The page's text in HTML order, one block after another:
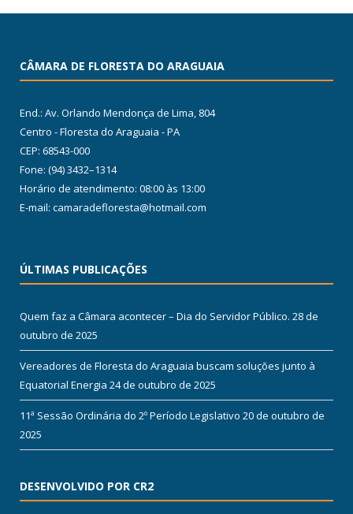
CÂMARA DE FLORESTA DO ARAGUAIA
End.: Av. Orlando Mendonça de Lima, 804
Centro - Floresta do Araguaia - PA
CEP: 68543-000
Fone: (94) 3432–1314
Horário de atendimento: 08:00 às 13:00
E-mail: camaradefloresta@hotmail.com
ÚLTIMAS PUBLICAÇÕES
Quem faz a Câmara acontecer – Dia do Servidor Público. 28 de
outubro de 2025
Vereadores de Floresta do Araguaia buscam soluções junto à
Equatorial Energia 24 de outubro de 2025
11ª Sessão Ordinária do 2º Período Legislativo 20 de outubro de
2025
DESENVOLVIDO POR CR2